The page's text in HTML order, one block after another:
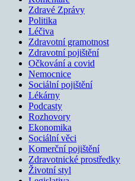
Zdravé Zprávy
Politika
Léčiva
Zdravotní gramotnost
Zdravotní pojištění
Očkování a covid
Nemocnice
Sociální pojištění
Lékárny
Podcasty
Rozhovory
Ekonomika
Sociální věci
Komerční pojištění
Zdravotnické prostředky
Životní styl